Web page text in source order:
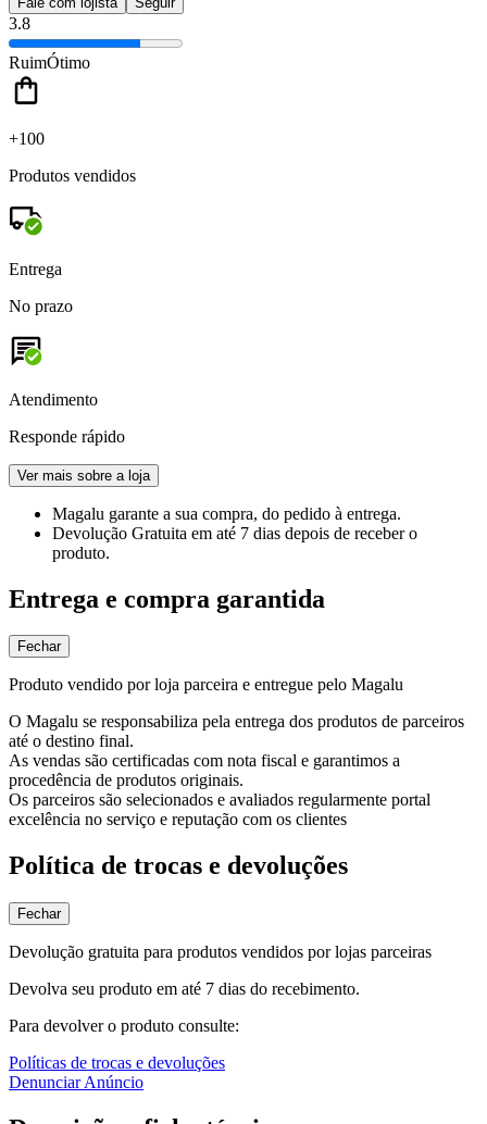
3.8
RuimÓtimo
+100
Produtos vendidos
Entrega
No prazo
Atendimento
Responde rápido
Ver mais sobre a loja
Magalu garante a sua compra, do pedido à entrega.
Devolução Gratuita em até 7 dias depois de receber o
produto.
Entrega e compra garantida
Fechar
Produto vendido por loja parceira e entregue pelo Magalu
O Magalu se responsabiliza pela entrega dos produtos de parceiros
até o destino final.
As vendas são certificadas com nota fiscal e garantimos a
procedência de produtos originais.
Os parceiros são selecionados e avaliados regularmente portal
excelência no serviço e reputação com os clientes
Política de trocas e devoluções
Fechar
Devolução gratuita para produtos vendidos por lojas parceiras
Devolva seu produto em até 7 dias do recebimento.
Para devolver o produto consulte:
Políticas de trocas e devoluções
Denunciar Anúncio